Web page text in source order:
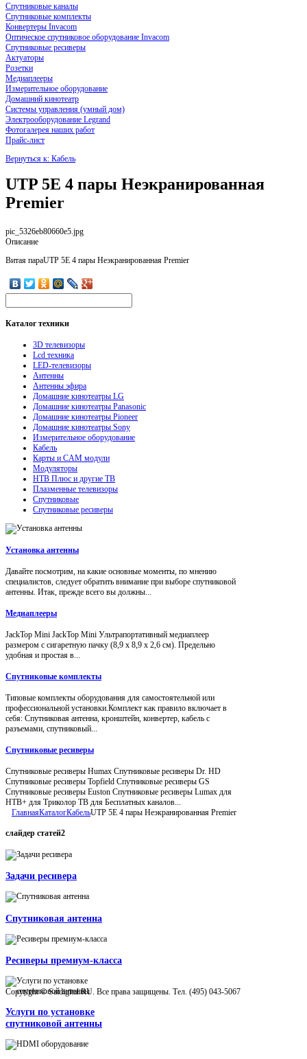
Спутниковые каналы
Спутниковые комплекты
Конвертеры Invacom
Оптическое спутниковое оборудование Invacom
Спутниковые ресиверы
Актуаторы
Розетки
Медиаплееры
Измерительное оборудование
Домашний кинотеатр
Системы управления (умный дом)
Электрооборудование Legrand
Фотогалерея наших работ
Прайс-лист
Вернуться к: Кабель
UTP 5E 4 пары Неэкранированная
Premier
pic_5326eb80660e5.jpg
Описание
Витая параUTP 5E 4 пары Неэкранированная Premier
Каталогтехники
3D телевизоры
Lcd техника
LED-телевизоры
Антенны
Антенны эфира
Домашние кинотеатры LG
Домашние кинотеатры Panasonic
Домашние кинотеатры Pioneer
Домашние кинотеатры Sony
Измерительное оборудование
Кабель
Карты и CAM модули
Модуляторы
НТВ Плюс и другие ТВ
Плазменные телевизоры
Спутниковые
Спутниковые ресиверы
Установка антенны
Давайте посмотрим, на какие основные моменты, по мнению
специалистов, следует обратить внимание при выборе спутниковой
антенны. Итак, прежде всего вы должны...
Медиаплееры
JackTop Mini JackTop Mini Ультрапортативный медиаплеер
размером с сигаретную пачку (8,9 x 8,9 x 2,6 см). Предельно
удобная и простая в...
Спутниковые комплекты
Типовые комплекты оборудования для самостоятельной или
профессиональной установки.Комплект как правило включает в
себя: Спутниковая антенна, кронштейн, конвертер, кабель с
разъемами, спутниковый...
Спутниковые ресиверы
Спутниковые ресиверы Humax Спутниковые ресиверы Dr. HD
Спутниковые ресиверы Topfield Спутниковые ресиверы GS
Спутниковые ресиверы Euston Спутниковые ресиверы Lumax для
НТВ+ для Триколор ТВ для Бесплатных каналов...
ГлавнаяКаталогКабельUTP 5E 4 пары Неэкранированная Premier
слайдер статей2
Задачи ресивера
Спутниковая антенна
Ресиверы премиум-класса
Услуги по установке
спутниковой антенны
Copyright © Satdigital.RU. Все права защищены. Тел. (495) 043-5067